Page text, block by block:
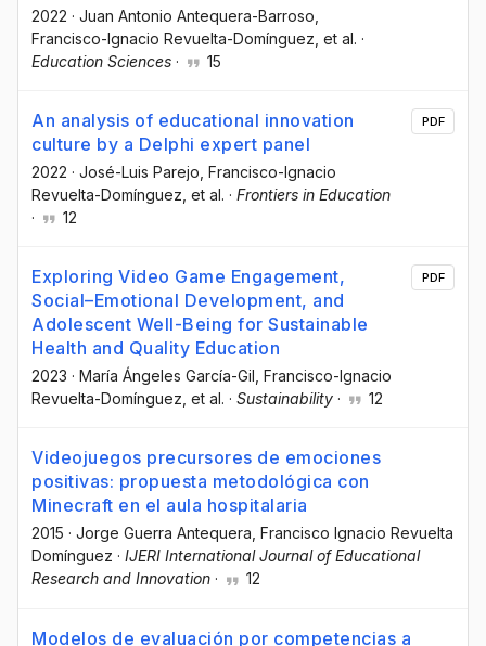
2022 · Juan Antonio Antequera-Barroso
Francisco-Ignacio Revuelta-Domínguez , et al. ·
Education Sciences · 15
An analysis of educational innovation
culture by a Delphi expert panel
2022 · José-Luis Parejo , Francisco-Ignacio
Revuelta-Domínguez , et al. · Frontiers in Education
·
12
PDF
Exploring Video Game Engagement,
Social–Emotional Development, and
Adolescent Well-Being for Sustainable
Health and Quality Education
2023 · María Ángeles García-Gil , Francisco-Ignacio
Revuelta-Domínguez , et al. · Sustainability · 12
PDF
Videojuegos precursores de emociones
positivas: propuesta metodológica con
Minecraft en el aula hospitalaria
2015 · Jorge Guerra Antequera, Francisco Ignacio Revuelta
Domínguez · IJERI International Journal of Educational
Research and Innovation · 12
Modelos de evaluación por competencias a